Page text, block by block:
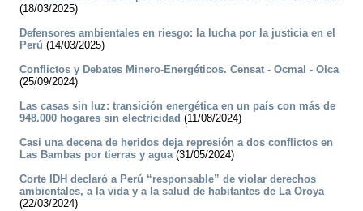
(18/03/2025)
Defensores ambientales en riesgo: la lucha por la justicia en el
Perú (14/03/2025)
Conflictos y Debates Minero-Energéticos. Censat - Ocmal - Olca
(25/09/2024)
Las casas sin luz: transición energética en un país con más de
948.000 hogares sin electricidad (11/08/2024)
Casi una decena de heridos deja represión a dos conflictos en
Las Bambas por tierras y agua(31/05/2024)
Corte IDH declaró a Perú “responsable” de violar derechos
ambientales, a la vida y a la salud de habitantes de La Oroya
(22/03/2024)